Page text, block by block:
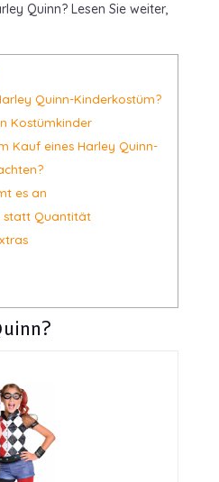
Quinn? Lesen Sie weiter,
Quinn-Kinderkostüm?
Kostümkinder
Kauf eines Harley Quinn-
es an
statt Quantität